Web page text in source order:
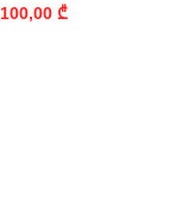
100,00 ₾